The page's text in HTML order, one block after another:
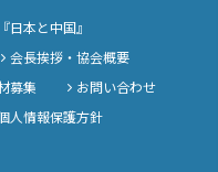
日本と中国』
会長挨拶・協会概要
募集
お問い合わせ
人情報保護方針